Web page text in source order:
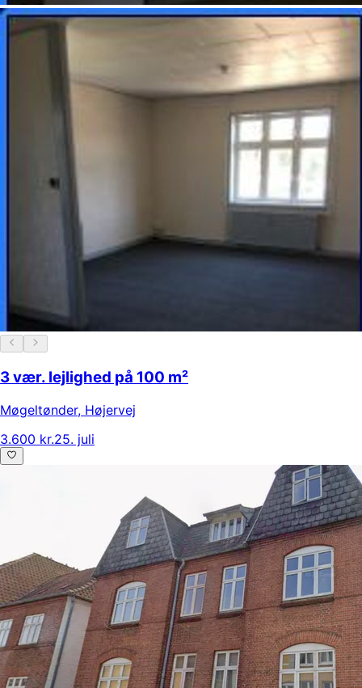
3 vær. lejlighed på 100 m²
Møgeltønder, Højervej
3.600 kr.25. juli